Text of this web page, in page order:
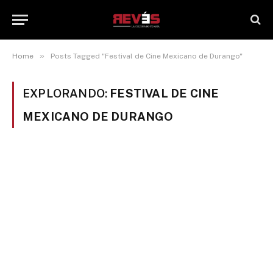
Home » Posts Tagged "Festival de Cine Mexicano de Durango"
EXPLORANDO: FESTIVAL DE CINE
MEXICANO DE DURANGO